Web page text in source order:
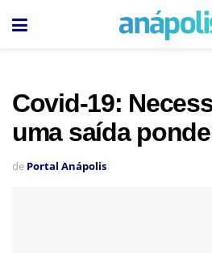
Covid-19:
uma saída
de Portal Anápolis